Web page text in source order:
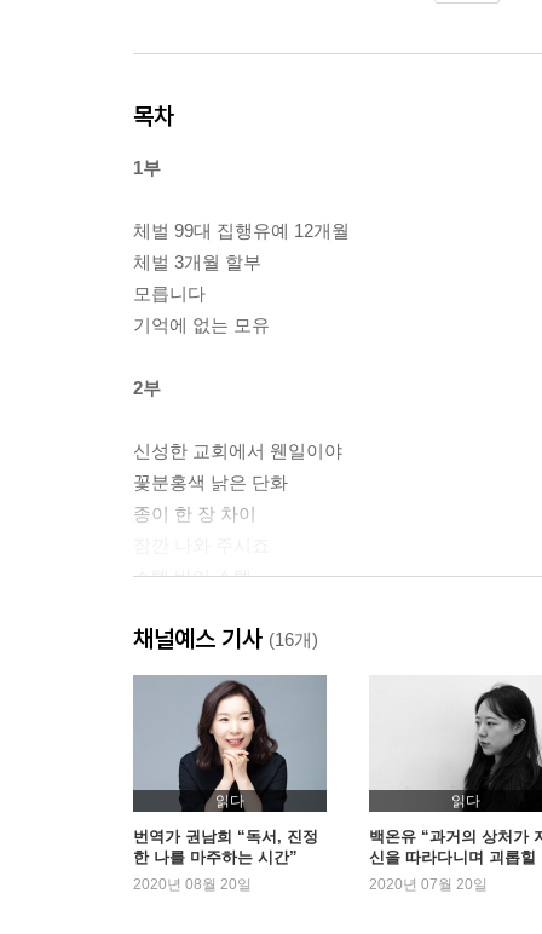
목차
1부
체벌 99대 집행유예 12개월
체벌 3개월 할부
모릅니다
기억에 없는 모유
2부
신성한 교회에서 웬일이야
꽃분홍색 낡은 단화
종이 한 장 차이
스텝 바이 스텝
3부
원 투 차차차, 쓰리 투 차차차
목에 박힌 말
T. K. O. 레퍼리 스톱
첫 키스는 달콤하지 않았다
못 찾겠다, 꾀꼬리
작가의 말
채널예스 기사 (16개)
읽다
번역가 권남희 “독서, 진정
한 나를 마주하는 시간”
2020년 08월 20일
읽다
백온유 “과거의 상처가
신을 따라다니며 괴롭힐
때”
2020년 07월 20일